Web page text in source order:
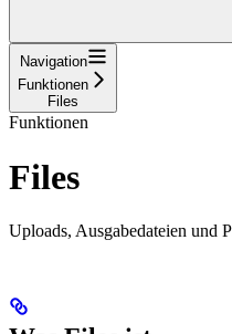
Navigation
Funktionen
Files
Funktionen
Files
Uploads, Ausgabedateien und